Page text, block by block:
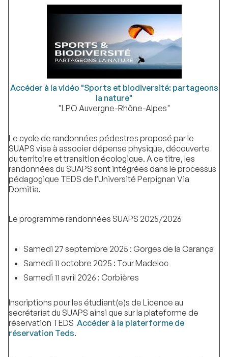
Accéder à la vidéo "Sports et biodiversité: partageons
la nature"
"LPO Auvergne-Rhône-Alpes"
Le cycle de randonnées pédestres proposé par le
SUAPS vise à associer dépense physique, découverte
du territoire et transition écologique. A ce titre, les
randonnées du SUAPS sont intégrées dans le processus
pédagogique TEDS de l’Université Perpignan Via
Domitia.
Le programme randonnées SUAPS 2025/2026
Samedi 27 septembre 2025 : Gorges de la Carança
Samedi 11 octobre 2025 : Tour Madeloc
Samedi 11 avril 2026 : Corbières
Inscriptions pour les étudiant(e)s de Licence au
secrétariat du SUAPS ainsi que sur la plateforme de
réservation TEDS Accéder à la platerforme de
réservation Teds.